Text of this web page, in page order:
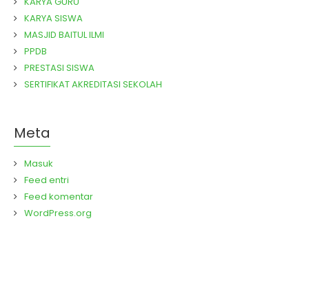
KARYA SISWA
MASJID BAITUL ILMI
PPDB
PRESTASI SISWA
SERTIFIKAT AKREDITASI SEKOLAH
Meta
Masuk
Feed entri
Feed komentar
WordPress.org